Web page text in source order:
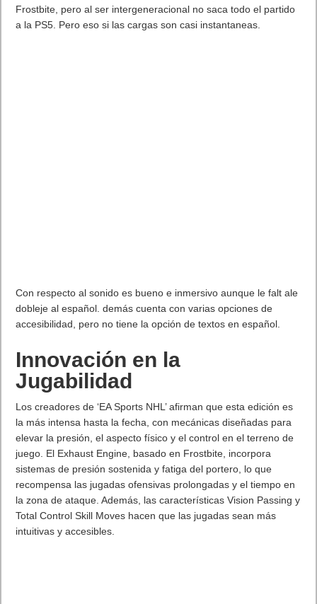
Frostbite, pero al ser intergeneracional no saca todo el partido
a la PS5. Pero eso si las cargas son casi instantaneas.
Con respecto al sonido es bueno e inmersivo aunque le falt ale
dobleje al español. demás cuenta con varias opciones de
accesibilidad, pero no tiene la opción de textos en español.
Innovación en la
Jugabilidad
Los creadores de ‘EA Sports NHL’ afirman que esta edición es
la más intensa hasta la fecha, con mecánicas diseñadas para
elevar la presión, el aspecto físico y el control en el terreno de
juego. El Exhaust Engine, basado en Frostbite, incorpora
sistemas de presión sostenida y fatiga del portero, lo que
recompensa las jugadas ofensivas prolongadas y el tiempo en
la zona de ataque. Además, las características Vision Passing y
Total Control Skill Moves hacen que las jugadas sean más
intuitivas y accesibles.